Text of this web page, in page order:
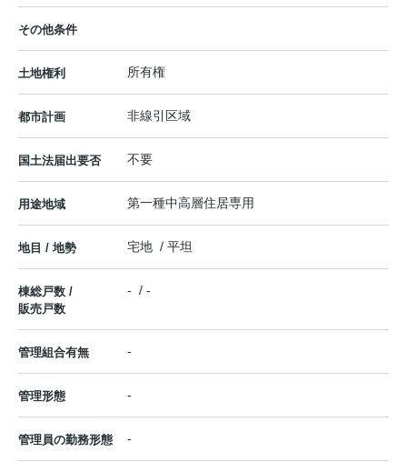
その他条件
土地権利 所有権
都市計画 非線引区域
国土法届出要否 不要
用途地域 第一種中高層住居専用
地目 / 地勢 宅地 / 平坦
棟総戸数 /
販売戸数
- / -
管理組合有無 -
管理形態 -
管理員の勤務形態 -